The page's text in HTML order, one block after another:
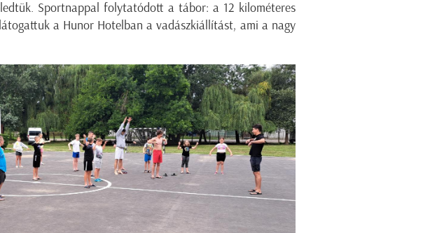
Sportnappal folytatódott a tábor: a 12 kilométeres
a Hunor Hotelban a vadászkiállítást, ami a nagy